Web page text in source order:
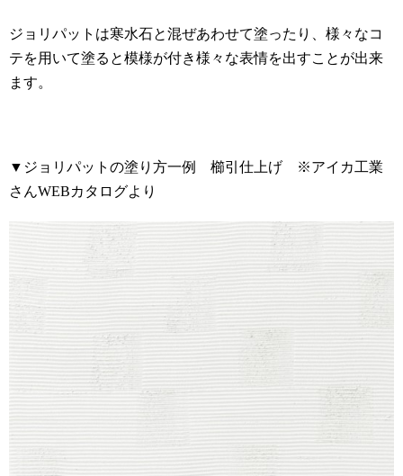
ジョリパットは寒水石と混ぜあわせて塗ったり、様々なコ
テを用いて塗ると模様が付き様々な表情を出すことが出来
ます。
▼ジョリパットの塗り方一例 櫛引仕上げ ※アイカ工業
さんWEBカタログより